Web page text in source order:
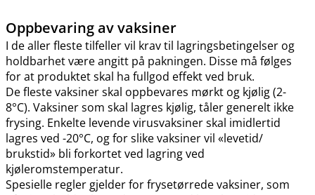
Oppbevaring av vaksiner
I de aller fleste tilfeller vil krav til lagringsbetingelser og
holdbarhet være angitt på pakningen. Disse må følges
for at produktet skal ha fullgod effekt ved bruk.
De fleste vaksiner skal oppbevares mørkt og kjølig (2-
8°C). Vaksiner som skal lagres kjølig, tåler generelt ikke
frysing. Enkelte levende virusvaksiner skal imidlertid
lagres ved -20°C, og for slike vaksiner vil «levetid​/​
brukstid» bli forkortet ved lagring ved
kjøleromstemperatur.
Spesielle regler gjelder for frysetørrede vaksiner, som